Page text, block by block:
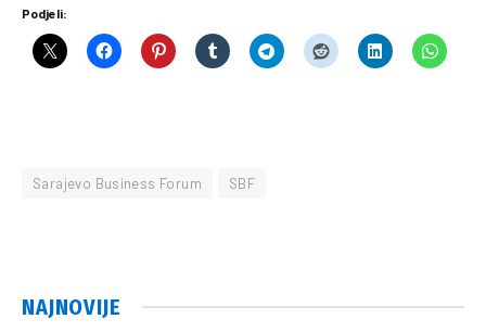
Podjeli:
Sarajevo Business Forum SBF
NAJNOVIJE